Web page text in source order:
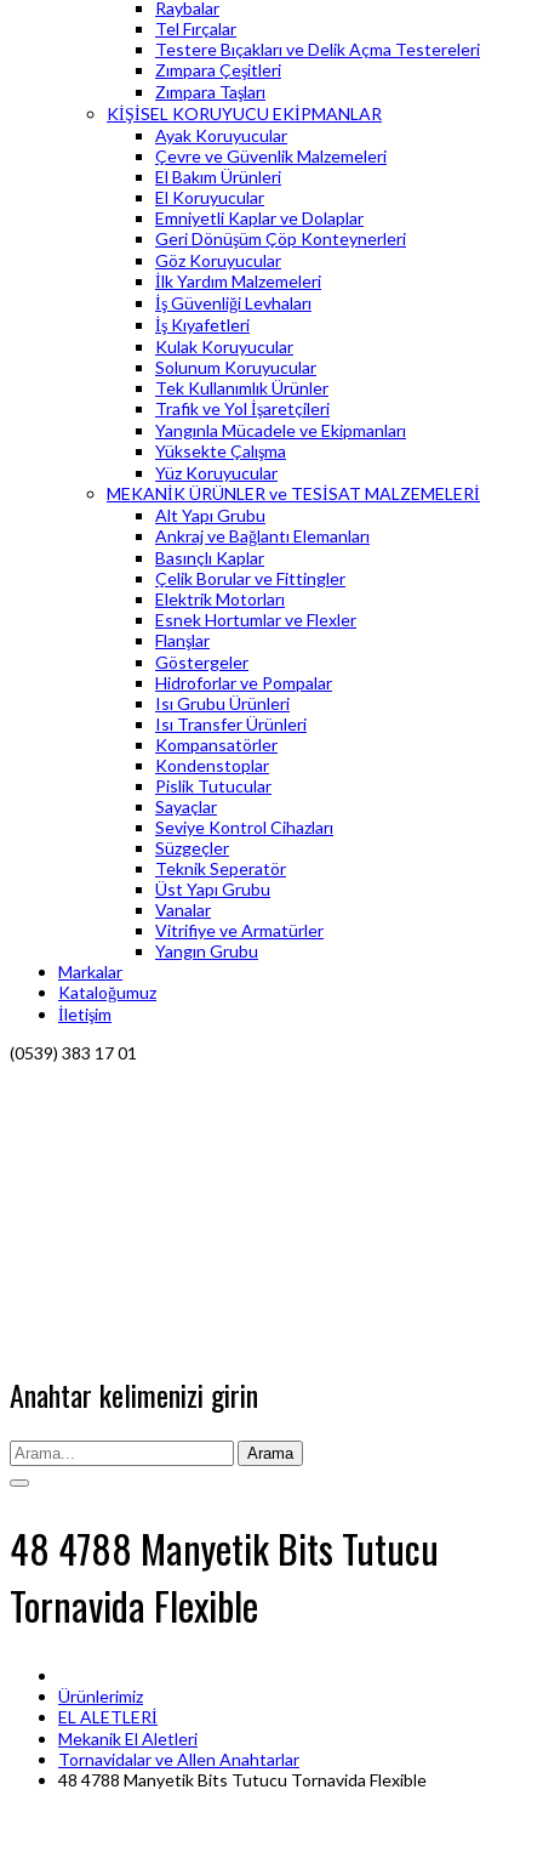
Raybalar
Tel Fırçalar
Testere Bıçakları ve Delik Açma Testereleri
Zımpara Çeşitleri
Zımpara Taşları
KİŞİSEL KORUYUCU EKİPMANLAR
Ayak Koruyucular
Çevre ve Güvenlik Malzemeleri
El Bakım Ürünleri
El Koruyucular
Emniyetli Kaplar ve Dolaplar
Geri Dönüşüm Çöp Konteynerleri
Göz Koruyucular
İlk Yardım Malzemeleri
İş Güvenliği Levhaları
İş Kıyafetleri
Kulak Koruyucular
Solunum Koruyucular
Tek Kullanımlık Ürünler
Trafik ve Yol İşaretçileri
Yangınla Mücadele ve Ekipmanları
Yüksekte Çalışma
Yüz Koruyucular
MEKANİK ÜRÜNLER ve TESİSAT MALZEMELERİ
Alt Yapı Grubu
Ankraj ve Bağlantı Elemanları
Basınçlı Kaplar
Çelik Borular ve Fittingler
Elektrik Motorları
Esnek Hortumlar ve Flexler
Flanşlar
Göstergeler
Hidroforlar ve Pompalar
Isı Grubu Ürünleri
Isı Transfer Ürünleri
Kompansatörler
Kondenstoplar
Pislik Tutucular
Sayaçlar
Seviye Kontrol Cihazları
Süzgeçler
Teknik Seperatör
Üst Yapı Grubu
Vanalar
Vitrifiye ve Armatürler
Yangın Grubu
Markalar
Kataloğumuz
İletişim
(0539) 383 17 01
Anahtar kelimenizi girin
Arama
48 4788 Manyetik Bits Tutucu
Tornavida Flexible
Ürünlerimiz
EL ALETLERİ
Mekanik El Aletleri
Tornavidalar ve Allen Anahtarlar
48 4788 Manyetik Bits Tutucu Tornavida Flexible